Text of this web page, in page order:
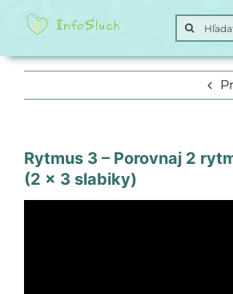
content
Domov
Posunky
Search
for:
Rytmus 3 – Porovnaj 2
(2 x 3 slabiky)